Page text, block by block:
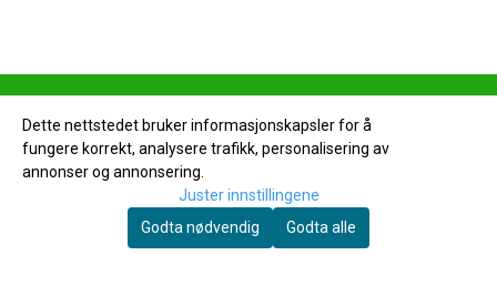
100% norsk helsekostfaghandel på nett helt siden
2003 Rask levering Fast frakt kr 99
Dette nettstedet bruker informasjonskapsler for å
fungere korrekt, analysere trafikk, personalisering av
annonser og annonsering.
Juster innstillingene
Godta nødvendig
Godta alle